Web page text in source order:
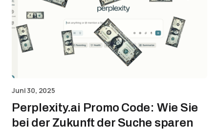
Juni 30, 2025
Perplexity.ai Promo Code: Wie Sie
bei der Zukunft der Suche sparen